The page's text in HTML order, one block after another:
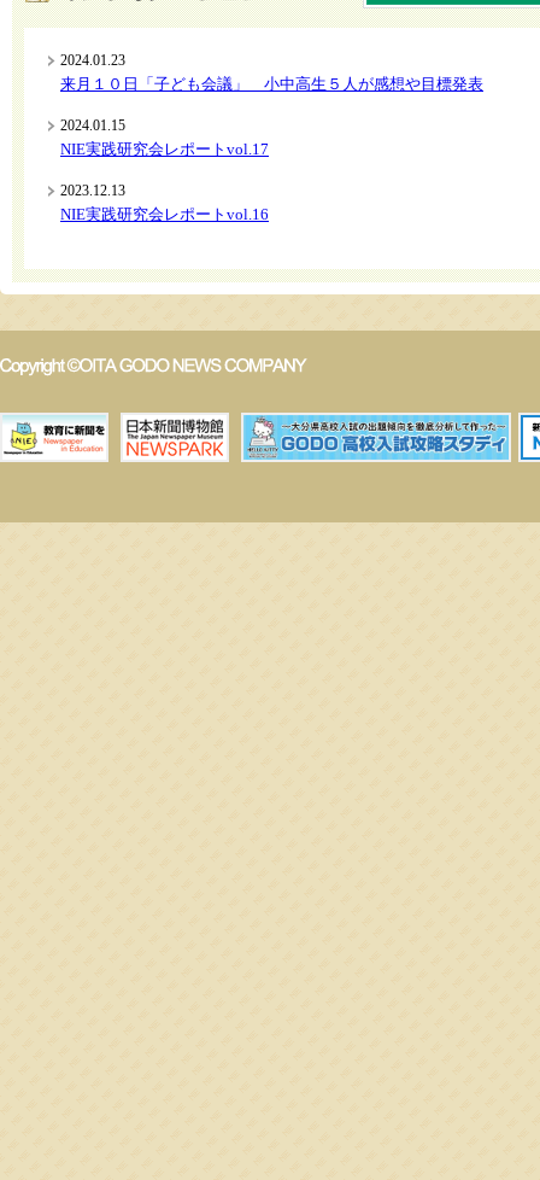
2024.01.23
来月１０日「子ども会議」 小中高生５人が感想や目標発表
2024.01.15
NIE実践研究会レポートvol.17
2023.12.13
NIE実践研究会レポートvol.16